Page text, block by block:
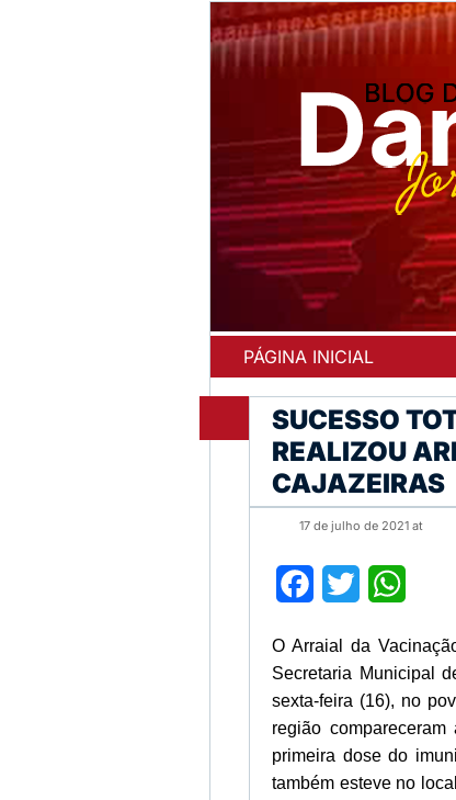
PÁGINA INICIAL
SUCESSO
REALIZOU
CAJAZEIRAS
17 de julho de 2021 at
Facebook
Twitter
O Arraial da
Secretaria Municipal
sexta-feira (16), no
região
primeira dose do
também esteve no